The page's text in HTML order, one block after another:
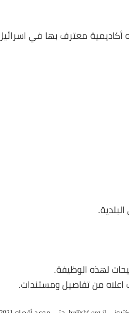
معترف بها في اسرائيل
لهذه الوظيفة.
اعلاه من تفاصيل ومستندات.